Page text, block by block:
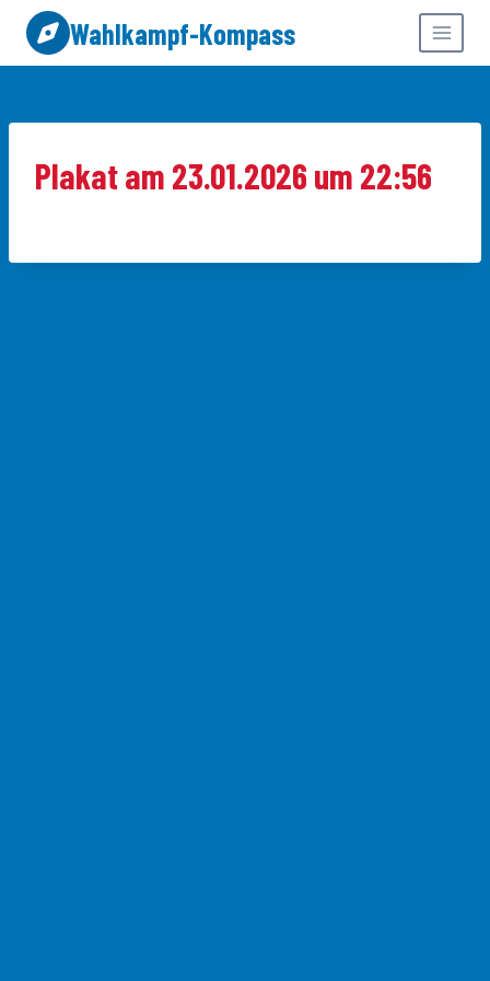
Zum
Inhalt
springen
Wahlkampf-Kompass
Plakat am 23.01.2026 um 22:56